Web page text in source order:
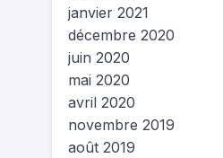
janvier 2021
décembre 2020
juin 2020
mai 2020
avril 2020
novembre 2019
août 2019